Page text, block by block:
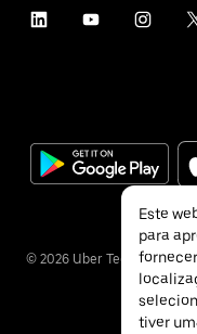
© 2026 Uber Technologies
Este
para
tiver